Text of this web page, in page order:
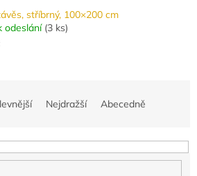
stříbrný, 100×200 cm
odeslání (3 ks)
Nejdražší Abecedně